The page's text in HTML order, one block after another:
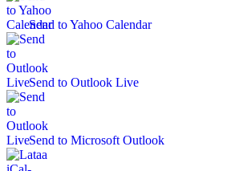
Send to Yahoo Calendar
Send to Outlook Live
Send to Microsoft Outlook